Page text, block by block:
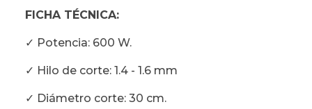
FICHA TÉCNICA:
✓ Potencia: 600 W.
✓ Hilo de corte: 1.4 - 1.6 mm
✓ Diámetro corte: 30 cm.